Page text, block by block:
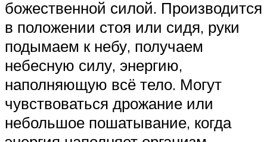
божественной силой. Производится
в положении стоя или сидя, руки
подымаем к небу, получаем
небесную силу, энергию,
наполняющую всё тело. Могут
чувствоваться дрожание или
небольшое пошатывание, когда